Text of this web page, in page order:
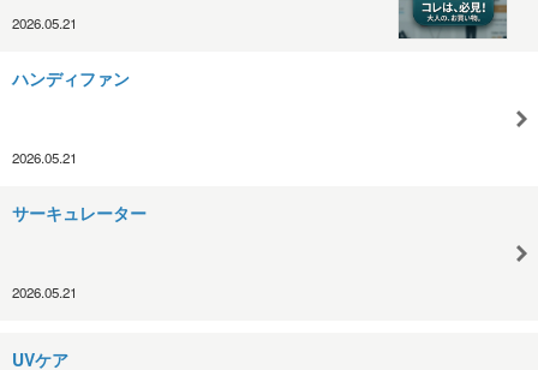
2026.05.21
ハンディファン
2026.05.21
サーキュレーター
2026.05.21
UVケア